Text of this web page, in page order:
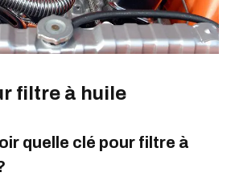
filtre à huile
quelle clé pour filtre à